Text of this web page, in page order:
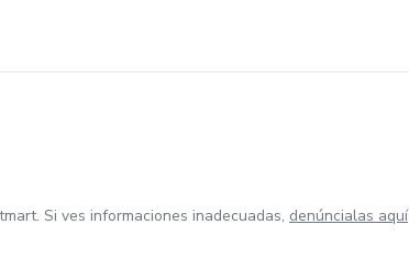
Si ves informaciones inadecuadas, denúncialas aquí